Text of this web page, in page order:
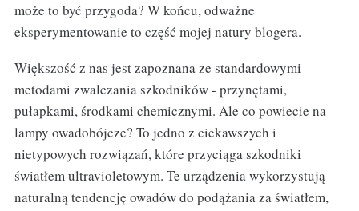
może to być przygoda? W końcu, odważne
eksperymentowanie to część mojej natury blogera.
Większość z nas jest zapoznana ze standardowymi
metodami zwalczania szkodników - przynętami,
pułapkami, środkami chemicznymi. Ale co powiecie na
lampy owadobójcze? To jedno z ciekawszych i
nietypowych rozwiązań, które przyciąga szkodniki
światłem ultravioletowym. Te urządzenia wykorzystują
naturalną tendencję owadów do podążania za światłem,